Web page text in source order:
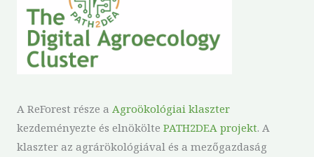
A ReForest része a Agroökológiai klaszter
kezdeményezte és elnökölte PATH2DEA projekt. A
klaszter az agrárökológiával és a mezőgazdaság